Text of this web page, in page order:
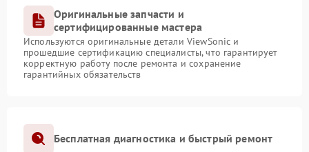
Оригинальные запчасти и
сертифицированные мастера
Используются оригинальные детали ViewSonic и
прошедшие сертификацию специалисты, что гарантирует
корректную работу после ремонта и сохранение
гарантийных обязательств
Бесплатная диагностика и быстрый ремонт